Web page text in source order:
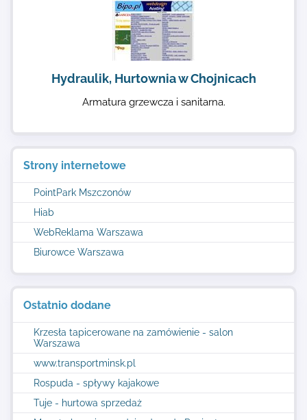
Strony internetowe
PointPark Mszczonów
Hiab
WebReklama Warszawa
Biurowce Warszawa
Ostatnio dodane
Krzesła tapicerowane na zamówienie - salon
Warszawa
www.transportminsk.pl
Rospuda - spływy kajakowe
Tuje - hurtowa sprzedaż
Hydraulik, Hurtownia w Chojnicach
Armatura grzewcza i sanitarna.